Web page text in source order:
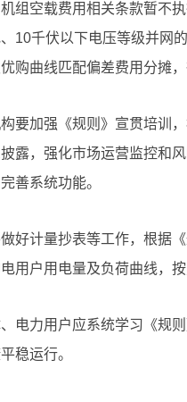
组空载费用相关条款暂不
10千伏以下电压等级并网
购曲线匹配偏差费用分摊
要加强《规则》宣贯培训
露，强化市场运营监控和
善系统功能。
好计量抄表等工作，根据
用户用电量及负荷曲线，
电力用户应系统学习《规
稳运行。